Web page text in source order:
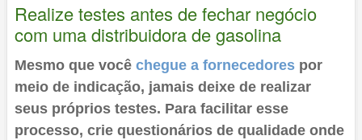
Realize testes antes de fechar negócio
com uma distribuidora de gasolina
Mesmo que você chegue a fornecedorespor
meio de indicação, jamais deixe de realizar
seus próprios testes. Para facilitar esse
processo, crie questionários de qualidade onde